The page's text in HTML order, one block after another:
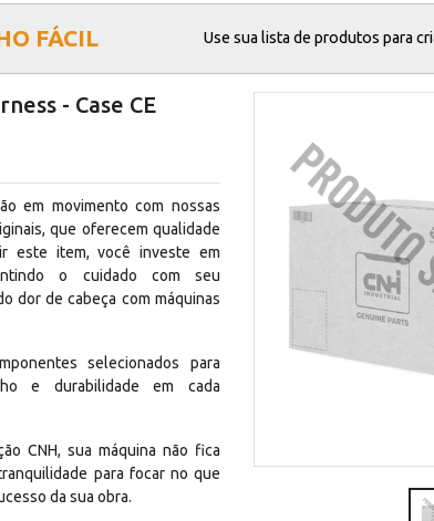
FÁCIL Use sua lista de produtos para
- Case CE
em movimento com nossas
que oferecem qualidade
este item, você investe em
o cuidado com seu
dor de cabeça com máquinas
selecionados para
e durabilidade em cada
CNH, sua máquina não fica
para focar no que
da sua obra.